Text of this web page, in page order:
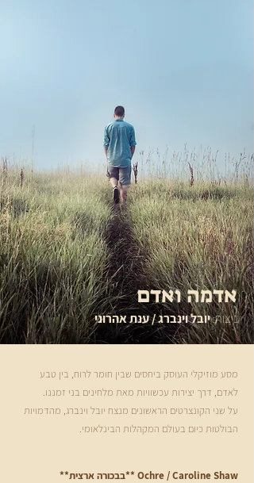
אדמה ואדם
ניצוח:יובל וינברג / ענת אהרוני
מסע מוזיקלי העוסק ביחסים שבין חומר לרוח, בין טבע
לאדם, דרך יצירות עכשוויות מאת מלחינים בני זמננו.
על שני הקונצרטים הראשונים מנצח יובל וינברג, מהדמויות
הבולטות כיום בעולם המקהלות הבינלאומי.
Ochre / Caroline Shaw **בבכורה ארצית**